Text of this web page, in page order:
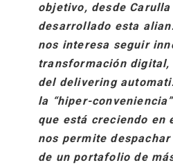
objetivo, desde Carulla
desarrollado esta
nos interesa seguir
transformación digital,
del delivering
la “hiper-
que está creciendo en
nos permite
de un portafolio de